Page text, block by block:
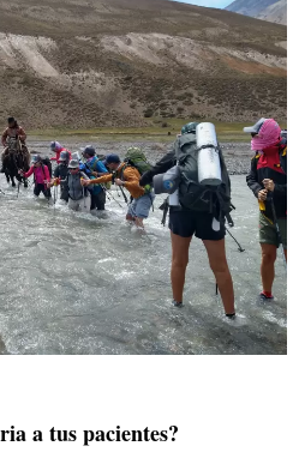
a tus pacientes?